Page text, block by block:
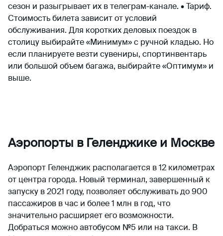
сезон и разыгрывает их в телеграм-канале. • Тариф.
Стоимость билета зависит от условий
обслуживания. Для коротких деловых поездок в
столицу выбирайте «Минимум» с ручной кладью. Но
если планируете везти сувениры, спортинвентарь
или большой объем багажа, выбирайте «Оптимум» и
выше.
Аэропорты в Геленджике и Москве
Аэропорт Геленджик располагается в 12 километрах
от центра города. Новый терминал, завершенный к
запуску в 2021 году, позволяет обслуживать до 900
пассажиров в час и более 1 млн в год, что
значительно расширяет его возможности.
Добраться можно автобусом №5 или на такси. В